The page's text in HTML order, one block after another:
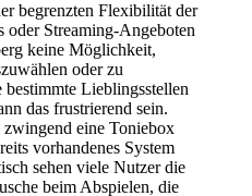
begrenzten Flexibilität der
Streaming-Angeboten
keine Möglichkeit,
oder zu
Lieblingsstellen
das frustrierend sein.
eine Toniebox
vorhandenes System
sehen viele Nutzer die
beim Abspielen, die